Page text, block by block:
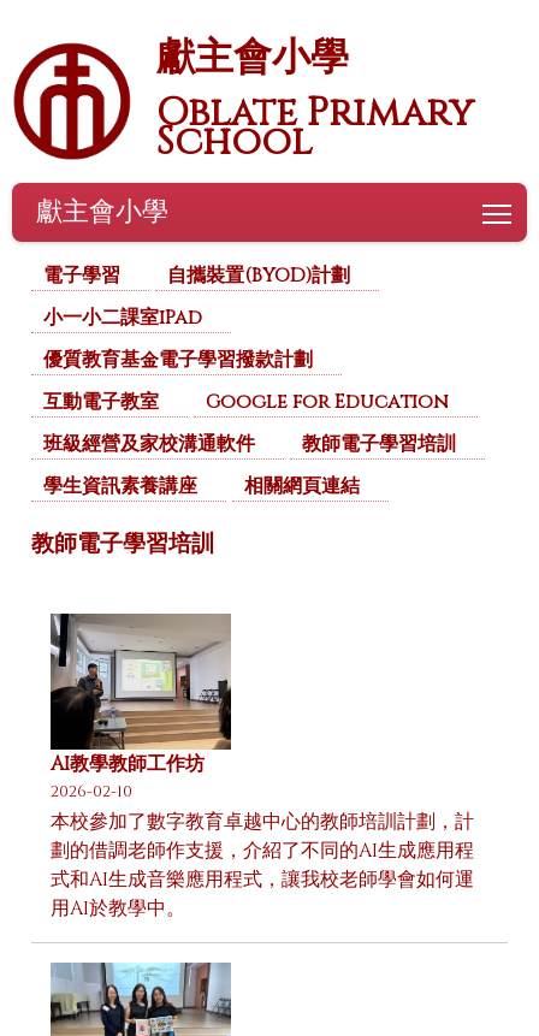
獻主會小學
Oblate Primary
School
獻主會小學
電子學習
自攜裝置(BYOD)計劃
小一小二課室iPad
優質教育基金電子學習撥款計劃
互動電子教室
Google for Education
班級經營及家校溝通軟件
教師電子學習培訓
學生資訊素養講座
相關網頁連結
教師電子學習培訓
AI教學教師工作坊
2026-02-10
本校參加了數字教育卓越中心的教師培訓計劃，計
劃的借調老師作支援，介紹了不同的AI生成應用程
式和AI生成音樂應用程式，讓我校老師學會如何運
用AI於教學中。